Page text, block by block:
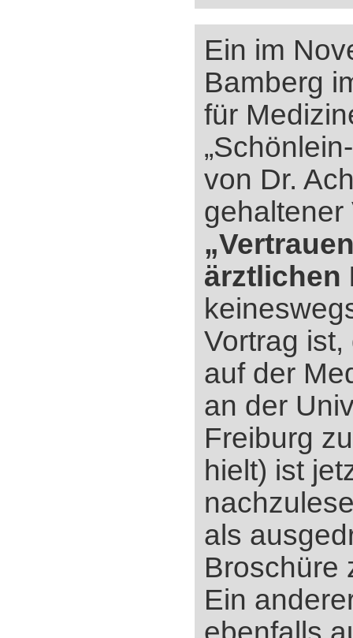
Ein im
Bamberg
für
von Dr.
gehaltener
ärztlichen
Vortrag
auf der
an der
Freiburg
hielt) ist
als
Broschüre
Ein